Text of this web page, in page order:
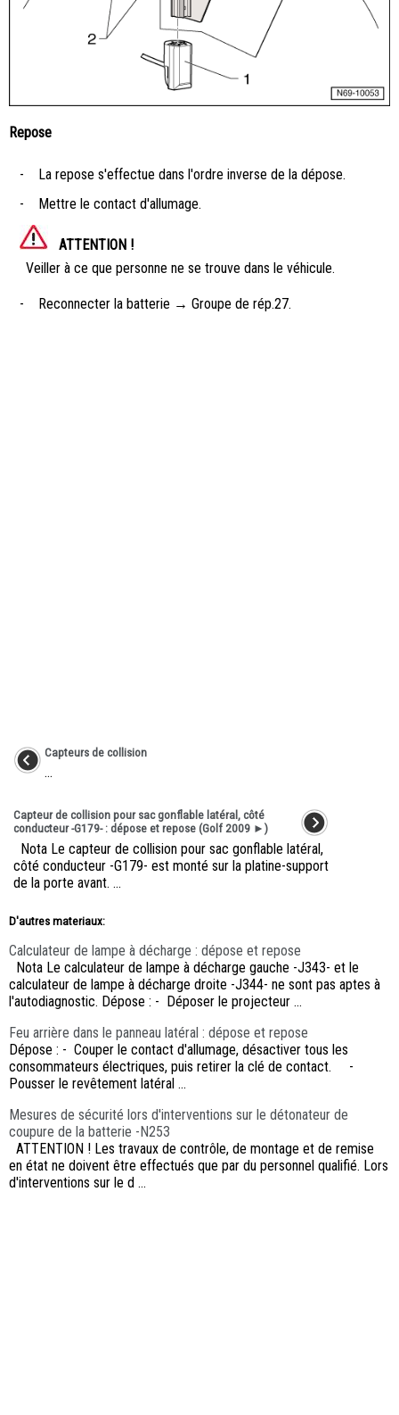
Repose
-
La repose s'effectue dans l'ordre inverse de la dépose.
-
Mettre le contact d'allumage.
ATTENTION !
Veiller à ce que personne ne se trouve dans le véhicule.
- Reconnecter la batterie → Groupe de rép.27.
Capteurs de collision
...
Capteur de collision pour sac gonflable latéral, côté
conducteur -G179- : dépose et repose (Golf 2009 ►)
Nota Le capteur de collision pour sac gonflable latéral,
côté conducteur -G179- est monté sur la platine-support
de la porte avant. ...
D'autres materiaux:
Calculateur de lampe à décharge : dépose et repose
Nota Le calculateur de lampe à décharge gauche -J343- et le
calculateur de lampe à décharge droite -J344- ne sont pas aptes à
l'autodiagnostic. Dépose : - Déposer le projecteur ...
Feu arrière dans le panneau latéral : dépose et repose
Dépose : - Couper le contact d'allumage, désactiver tous les
consommateurs électriques, puis retirer la clé de contact. -
Pousser le revêtement latéral ...
Mesures de sécurité lors d'interventions sur le détonateur de
coupure de la batterie -N253
ATTENTION ! Les travaux de contrôle, de montage et de remise
en état ne doivent être effectués que par du personnel qualifié. Lors
d'interventions sur le d ...